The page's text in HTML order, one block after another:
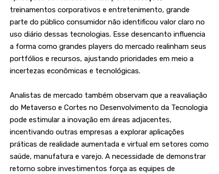
treinamentos corporativos e entretenimento, grande
parte do público consumidor não identificou valor claro no
uso diário dessas tecnologias. Esse desencanto influencia
a forma como grandes players do mercado realinham seus
portfólios e recursos, ajustando prioridades em meio a
incertezas econômicas e tecnológicas.
Analistas de mercado também observam que a reavaliação
do Metaverso e Cortes no Desenvolvimento da Tecnologia
pode estimular a inovação em áreas adjacentes,
incentivando outras empresas a explorar aplicações
práticas de realidade aumentada e virtual em setores como
saúde, manufatura e varejo. A necessidade de demonstrar
retorno sobre investimentos força as equipes de